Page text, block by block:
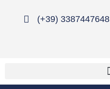
(+39) 3387447648